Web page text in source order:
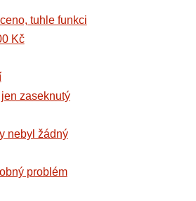
tuhle funkci
Kč
zaseknutý
nebyl žádný
problém